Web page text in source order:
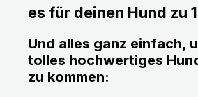
es für deinen Hund zu
Und alles ganz einfach,
tolles hochwertiges
zu kommen: